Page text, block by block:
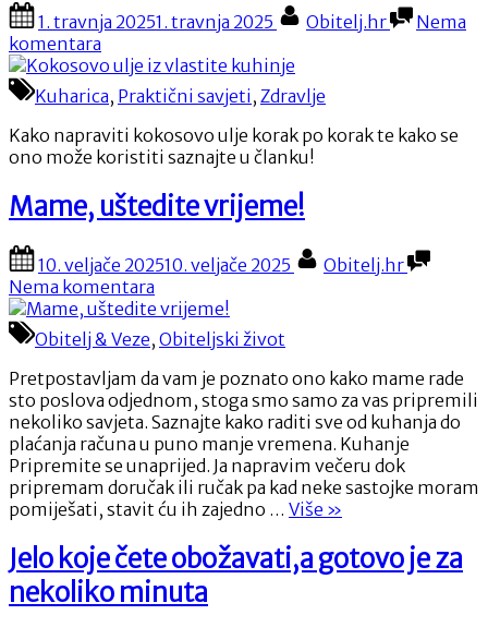
za
Posted
on
1. travnja 20251. travnja 2025 By
Obitelj.hr
Nema
komentara
Kokosovo
ulje
iz
vlastite
kuhinje
Kuharica, Praktični savjeti , Zdravlje
Kako napraviti kokosovo ulje korak po korak te kako se
ono može koristiti saznajte u članku!
Mame, uštedite vrijeme!
Posted
on
10. veljače 202510. veljače 2025 By
Obitelj.hr
Nema komentara
Mame,
uštedite
vrijeme!
Obitelj & Veze, Obiteljski život
Pretpostavljam da vam je poznato ono kako mame rade
sto poslova odjednom, stoga smo samo za vas pripremili
nekoliko savjeta. Saznajte kako raditi sve od kuhanja do
plaćanja računa u puno manje vremena. Kuhanje
Pripremite se unaprijed. Ja napravim večeru dok
pripremam doručak ili ručak pa kad neke sastojke moram
pomiješati, stavit ću ih zajedno … Više “Mame,
vrijeme!”
»
Jelo koje čete obožavati,a gotovo je za
nekoliko minuta